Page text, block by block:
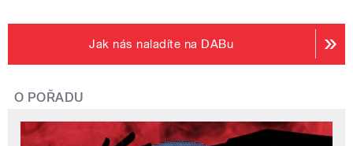
Jak nás naladíte na DABu
O POŘADU